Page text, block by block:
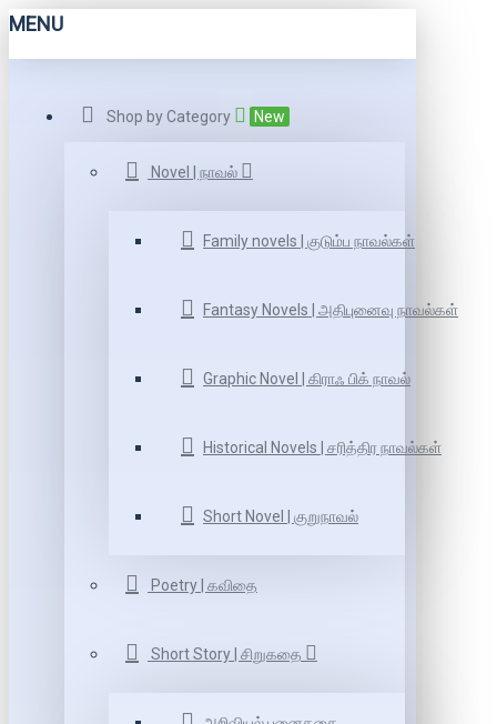
MENU
Shop by Category New
Novel | நாவல்
Family novels | குடும்ப நாவல்கள்
Fantasy Novels | அதிபுனைவு நாவல்கள்
Graphic Novel | கிராஃ பிக் நாவல்
Historical Novels | சரித்திர நாவல்கள்
Short Novel | குறுநாவல்
Poetry | கவிதை
Short Story | சிறுகதை